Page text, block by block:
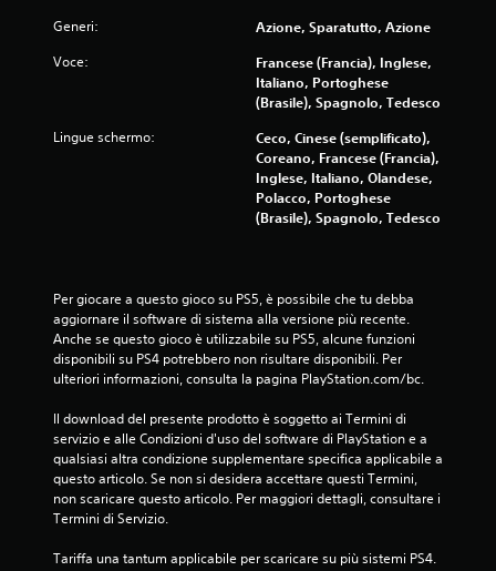
Generi: Azione, Sparatutto, Azione
Voce:
Francese (Francia), Inglese,
Italiano, Portoghese
(Brasile), Spagnolo, Tedesco
Lingue schermo:
Ceco, Cinese (semplificato),
Coreano, Francese (Francia),
Inglese, Italiano, Olandese,
Polacco, Portoghese
(Brasile), Spagnolo, Tedesco
Per giocare a questo gioco su PS5, è possibile che tu debba
aggiornare il software di sistema alla versione più recente.
Anche se questo gioco è utilizzabile su PS5, alcune funzioni
disponibili su PS4 potrebbero non risultare disponibili. Per
ulteriori informazioni, consulta la pagina PlayStation.com/bc.
Il download del presente prodotto è soggetto ai Termini di
servizio e alle Condizioni d'uso del software di PlayStation e a
qualsiasi altra condizione supplementare specifica applicabile a
questo articolo. Se non si desidera accettare questi Termini,
non scaricare questo articolo. Per maggiori dettagli, consultare i
Termini di Servizio.
Tariffa una tantum applicabile per scaricare su più sistemi PS4.